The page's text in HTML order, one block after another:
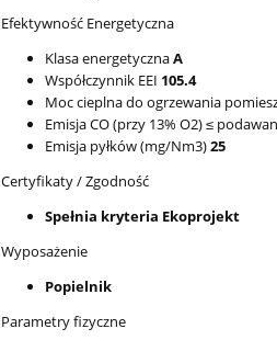
Efektywność Energetyczna
Klasa energetycznaA
Współczynnik EEI 105.4
Moc cieplna do ogrzewania
Emisja CO (przy 13% O2) ≤
Emisja pyłków (mg/Nm3)25
Certyfikaty / Zgodność
Spełnia kryteria Ekoprojekt
Wyposażenie
Popielnik
Parametry fizyczne